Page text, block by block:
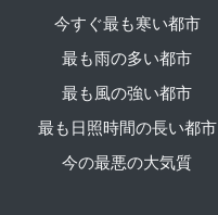
今すぐ最も寒い都市
最も雨の多い都市
最も風の強い都市
最も日照時間の長い都市
今の最悪の大気質